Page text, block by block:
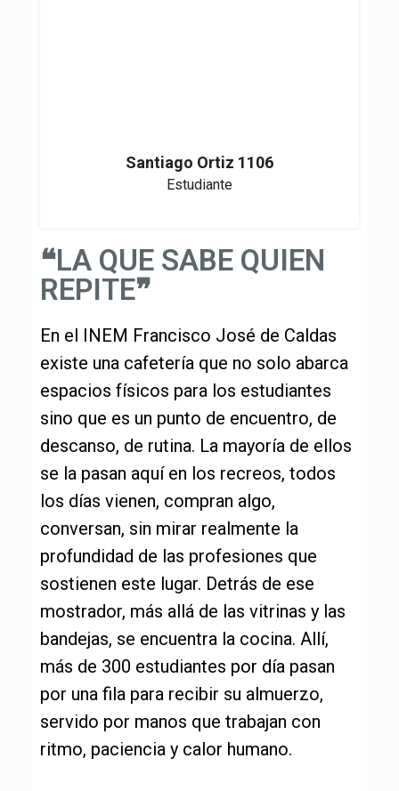
Santiago Ortiz 1106
Estudiante
❝LA QUE SABE QUIEN
REPITE❞
En el INEM Francisco José de Caldas
existe una cafetería que no solo abarca
espacios físicos para los estudiantes
sino que es un punto de encuentro, de
descanso, de rutina. La mayoría de ellos
se la pasan aquí en los recreos, todos
los días vienen, compran algo,
conversan, sin mirar realmente la
profundidad de las profesiones que
sostienen este lugar. Detrás de ese
mostrador, más allá de las vitrinas y las
bandejas, se encuentra la cocina. Allí,
más de 300 estudiantes por día pasan
por una fila para recibir su almuerzo,
servido por manos que trabajan con
ritmo, paciencia y calor humano.